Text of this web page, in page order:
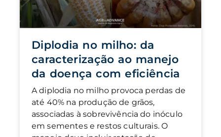
Diplodia no milho: da
caracterização ao manejo
da doença com eficiência
A diplodia no milho provoca perdas de
até 40% na produção de grãos,
associadas à sobrevivência do inóculo
em sementes e restos culturais. O